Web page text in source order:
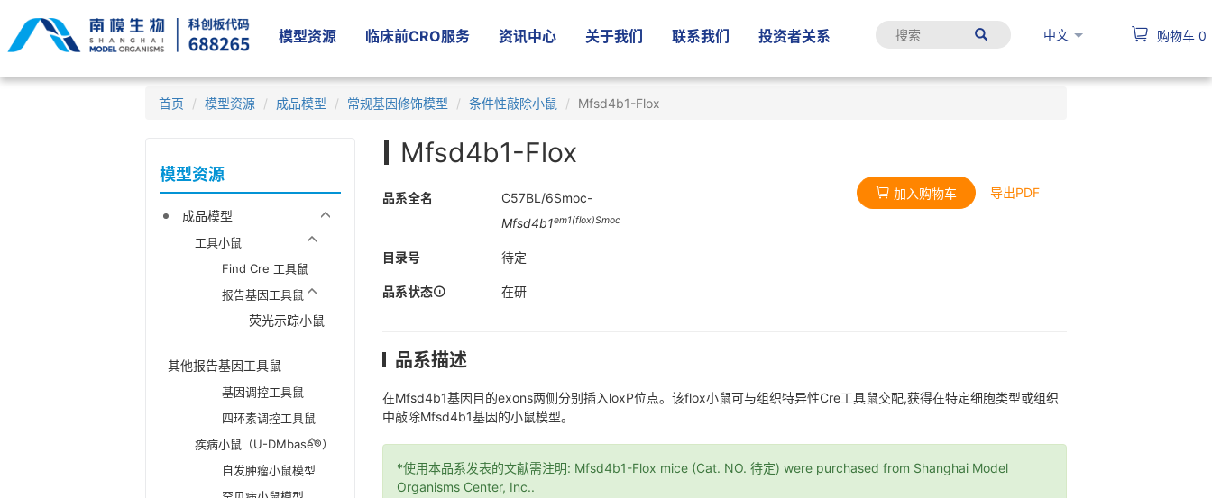
模型资源 临床前CRO服务 资讯中心 关于我们 联系我们 投资者关系 中文 购物车 0
首页 模型资源 成品模型 常规基因修饰模型 条件性敲除小鼠 Mfsd4b1-Flox
模型资源
成品模型
工具小鼠
Find Cre 工具鼠
报告基因工具鼠
荧光示踪小鼠
其他报告基因工具鼠
基因调控工具鼠
四环素调控工具鼠
疾病小鼠（U-DMbase®）
自发肿瘤小鼠模型
Mfsd4b1-Flox
品系全名
C57BL/6Smoc-
Mfsd4b1em1(flox)Smoc
目录号 待定
品系状态 在研
加入购物车 导出PDF
品系描述
在Mfsd4b1基因目的exons两侧分别插入loxP位点。该flox小鼠可与组织特异性Cre工具鼠交配,获得在特定细胞类型或组织
中敲除Mfsd4b1基因的小鼠模型。
*使用本品系发表的文献需注明: Mfsd4b1-Flox mice (Cat. NO. 待定) were purchased from Shanghai Model
Organisms Center, Inc..